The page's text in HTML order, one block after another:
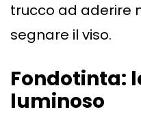
trucco ad aderire
segnare il viso.
Fondotinta:
luminoso